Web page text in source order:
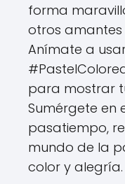
forma
otros
Anímate a
para mostrar
Sumérgete en
pasatiempo,
mundo de la
color y alegría.